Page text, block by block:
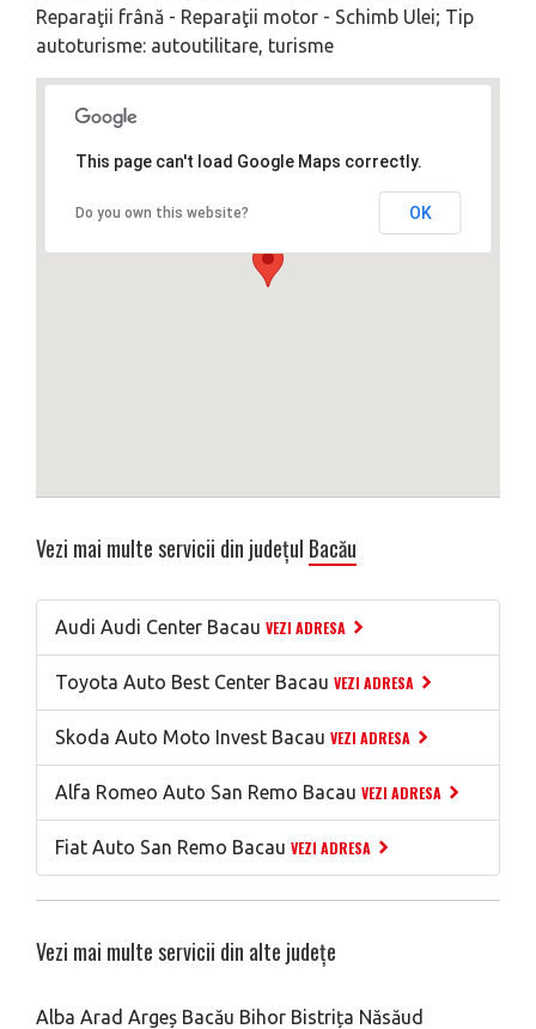
Reparaţii frână - Reparaţii motor - Schimb Ulei; Tip
autoturisme: autoutilitare, turisme
This page can't load Google Maps correctly.
Do you own this website? OK
Vezi mai multe servicii din județul Bacău
Audi Audi Center Bacau VEZI ADRESA
Toyota Auto Best Center Bacau VEZI ADRESA
Skoda Auto Moto Invest Bacau VEZI ADRESA
Alfa Romeo Auto San Remo Bacau VEZI ADRESA
Fiat Auto San Remo Bacau VEZI ADRESA
Vezi mai multe servicii din alte județe
Alba Arad Argeș Bacău Bihor Bistrița Năsăud